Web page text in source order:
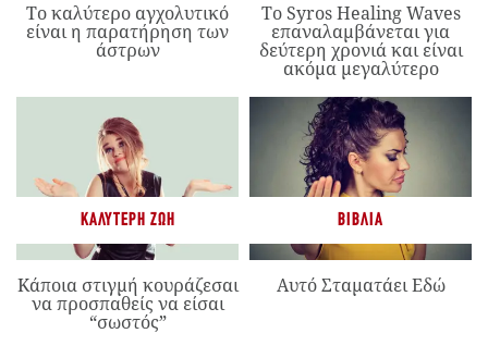
Το καλύτερο αγχολυτικό
είναι η παρατήρηση των
άστρων
Το Syros Healing Waves
επαναλαμβάνεται για
δεύτερη χρονιά και είναι
ακόμα μεγαλύτερο
ΚΑΛΎΤΕΡΗ ΖΩΉ
Κάποια στιγμή κουράζεσαι
να προσπαθείς να είσαι
“σωστός”
ΒΙΒΛΊΑ
Αυτό Σταματάει Εδώ